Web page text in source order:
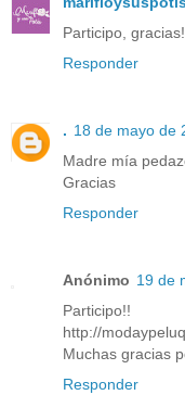
Participo, gracias!
Responder
. 18 de mayo de
Madre mía
Gracias
Responder
Anónimo 19 de
Participo!!
http://
Muchas gracias
Responder